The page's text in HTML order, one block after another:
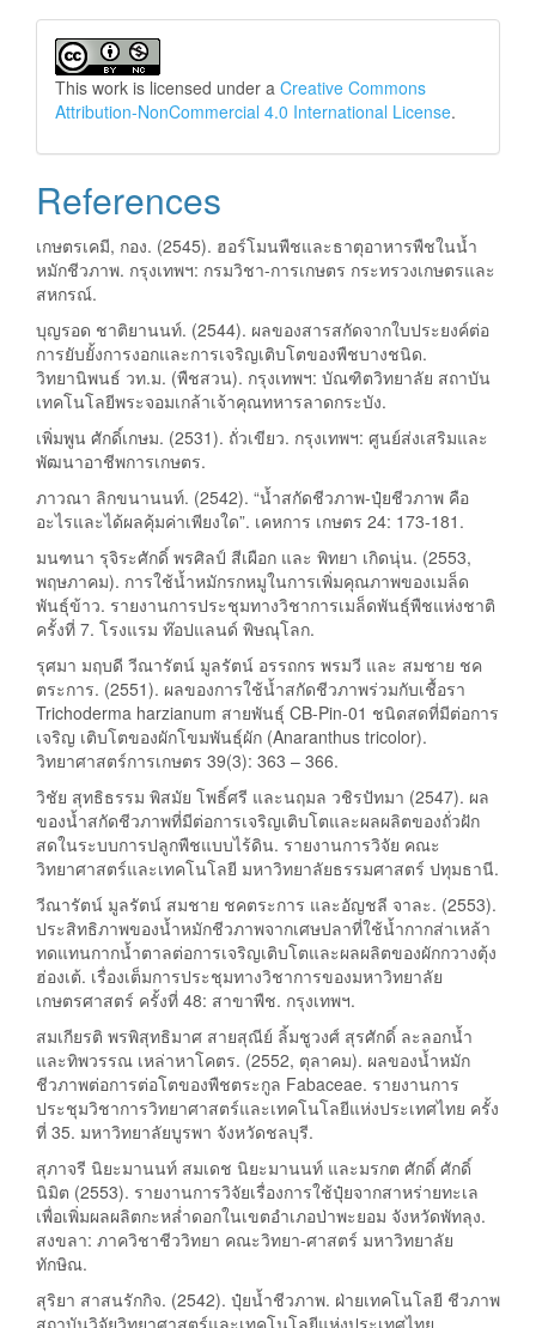
This work is licensed under a Creative Commons
Attribution-NonCommercial 4.0 International License.
References
เกษตรเคมี, กอง. (2545). ฮอร์โมนพืชและธาตุอาหารพืชในน้ำ
หมักชีวภาพ. กรุงเทพฯ: กรมวิชา-การเกษตร กระทรวงเกษตรและ
สหกรณ์.
บุญรอด ชาติยานนท์. (2544). ผลของสารสกัดจากใบประยงค์ต่อ
การยับยั้งการงอกและการเจริญเติบโตของพืชบางชนิด.
วิทยานิพนธ์ วท.ม. (พืชสวน). กรุงเทพฯ: บัณฑิตวิทยาลัย สถาบัน
เทคโนโลยีพระจอมเกล้าเจ้าคุณทหารลาดกระบัง.
เพิ่มพูน ศักดิ์เกษม. (2531). ถั่วเขียว. กรุงเทพฯ: ศูนย์ส่งเสริมและ
พัฒนาอาชีพการเกษตร.
ภาวณา ลิกขนานนท์. (2542). “น้ำสกัดชีวภาพ-ปุ๋ยชีวภาพ คือ
อะไรและได้ผลคุ้มค่าเพียงใด”. เคหการ เกษตร 24: 173-181.
มนฑนา รุจิระศักดิ์ พรศิลป์ สีเผือก และ พิทยา เกิดนุ่น. (2553,
พฤษภาคม). การใช้น้ำหมักรกหมูในการเพิ่มคุณภาพของเมล็ด
พันธุ์ข้าว. รายงานการประชุมทางวิชาการเมล็ดพันธุ์พืชแห่งชาติ
ครั้งที่ 7. โรงแรม ท๊อปแลนด์ พิษณุโลก.
รุศมา มฤบดี วีณารัตน์ มูลรัตน์ อรรถกร พรมวี และ สมชาย ชค
ตระการ. (2551). ผลของการใช้น้ำสกัดชีวภาพร่วมกับเชื้อรา
Trichoderma harzianum สายพันธุ์ CB-Pin-01 ชนิดสดที่มีต่อการ
เจริญ เติบโตของผักโขมพันธุ์ผัก (Anaranthus tricolor).
วิทยาศาสตร์การเกษตร 39(3): 363 – 366.
วิชัย สุทธิธรรม พิสมัย โพธิ์ศรี และนฤมล วชิรปัทมา (2547). ผล
ของน้ำสกัดชีวภาพที่มีต่อการเจริญเติบโตและผลผลิตของถั่วฝัก
สดในระบบการปลูกพืชแบบไร้ดิน. รายงานการวิจัย คณะ
วิทยาศาสตร์และเทคโนโลยี มหาวิทยาลัยธรรมศาสตร์ ปทุมธานี.
วีณารัตน์ มูลรัตน์ สมชาย ชคตระการ และอัญชลี จาละ. (2553).
ประสิทธิภาพของน้ำหมักชีวภาพจากเศษปลาที่ใช้น้ำกากส่าเหล้า
ทดแทนกากน้ำตาลต่อการเจริญเติบโตและผลผลิตของผักกวางตุ้ง
ฮ่องเต้. เรื่องเต็มการประชุมทางวิชาการของมหาวิทยาลัย
เกษตรศาสตร์ ครั้งที่ 48: สาขาพืช. กรุงเทพฯ.
สมเกียรติ พรพิสุทธิมาศ สายสุณีย์ ลิ้มชูวงศ์ สุรศักดิ์ ละลอกน้ำ
และทิพวรรณ เหล่าหาโคตร. (2552, ตุลาคม). ผลของน้ำหมัก
ชีวภาพต่อการต่อโตของพืชตระกูล Fabaceae. รายงานการ
ประชุมวิชาการวิทยาศาสตร์และเทคโนโลยีแห่งประเทศไทย ครั้ง
ที่ 35. มหาวิทยาลัยบูรพา จังหวัดชลบุรี.
สุภาจรี นิยะมานนท์ สมเดช นิยะมานนท์ และมรกต ศักดิ์ ศักดิ์
นิมิต (2553). รายงานการวิจัยเรื่องการใช้ปุ๋ยจากสาหร่ายทะเล
เพื่อเพิ่มผลผลิตกะหล่ำดอกในเขตอำเภอป่าพะยอม จังหวัดพัทลุง.
สงขลา: ภาควิชาชีววิทยา คณะวิทยา-ศาสตร์ มหาวิทยาลัย
ทักษิณ.
สุริยา สาสนรักกิจ. (2542). ปุ๋ยน้ำชีวภาพ. ฝ่ายเทคโนโลยี ชีวภาพ